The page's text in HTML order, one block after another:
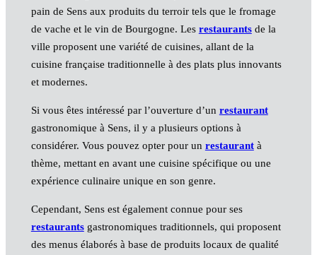
pain de Sens aux produits du terroir tels que le fromage
de vache et le vin de Bourgogne. Les restaurantsde la
ville proposent une variété de cuisines, allant de la
cuisine française traditionnelle à des plats plus innovants
et modernes.
Si vous êtes intéressé par l’ouverture d’un restaurant
gastronomique à Sens, il y a plusieurs options à
considérer. Vous pouvez opter pour un restaurantà
thème, mettant en avant une cuisine spécifique ou une
expérience culinaire unique en son genre.
Cependant, Sens est également connue pour ses
restaurantsgastronomiques traditionnels, qui proposent
des menus élaborés à base de produits locaux de qualité